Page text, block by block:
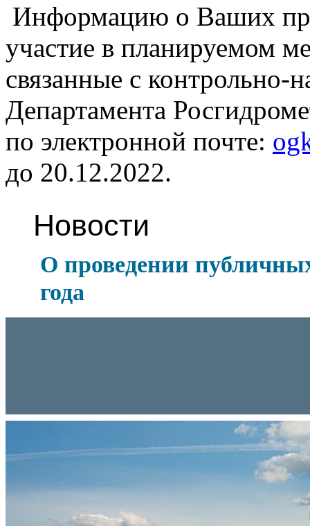
Информацию о Ваших
участие в планируемом
связанные с контрольно-
Департамента
по электронной почте:
до 20.12.2022.
Новости
О проведении
года